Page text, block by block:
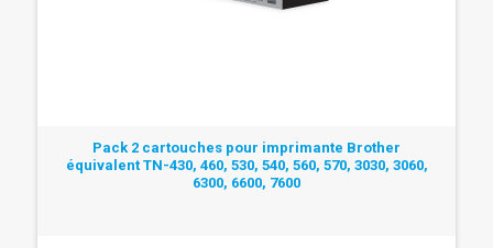
Pack 2 cartouches pour imprimante Brother
équivalent TN-430, 460, 530, 540, 560, 570, 3030, 3060,
6300, 6600, 7600